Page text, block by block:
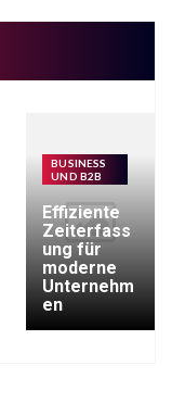
BUSINESS
UND B2B
Effiziente
Zeiterfass
ung für
moderne
Unternehm
en